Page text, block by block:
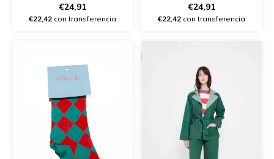
€24,91
€22,42 con transferencia
€24,91
€22,42 con transferencia